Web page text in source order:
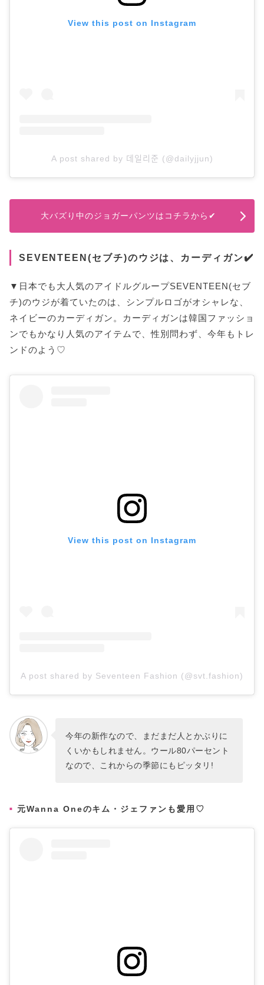
View this post on Instagram
A post shared by 데일리준 (@dailyjjun)
大バズり中のジョガーパンツはコチラから✔
SEVENTEEN(セブチ)のウジは、カーディガン✔️
▼日本でも大人気のアイドルグループSEVENTEEN(セブ
チ)のウジが着ていたのは、シンプルロゴがオシャレな、
ネイビーのカーディガン。カーディガンは韓国ファッショ
ンでもかなり人気のアイテムで、性別問わず、今年もトレ
ンドのよう♡
View this post on Instagram
A post shared by Seventeen Fashion (@svt.fashion)
今年の新作なので、まだまだ人とかぶりに
くいかもしれません。ウール80パーセント
なので、これからの季節にもピッタリ!
元Wanna Oneのキム・ジェファンも愛用♡